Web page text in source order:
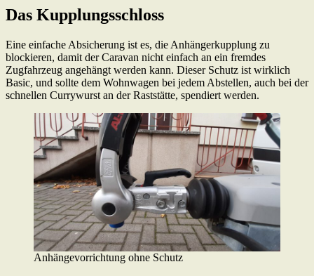
Das Kupplungsschloss
Eine einfache Absicherung ist es, die Anhängerkupplung zu
blockieren, damit der Caravan nicht einfach an ein fremdes
Zugfahrzeug angehängt werden kann. Dieser Schutz ist wirklich
Basic, und sollte dem Wohnwagen bei jedem Abstellen, auch bei der
schnellen Currywurst an der Raststätte, spendiert werden.
Anhängevorrichtung ohne Schutz